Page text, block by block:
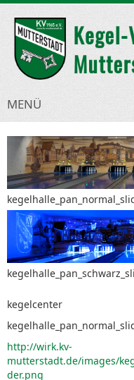
MENÜ
kegelcenter
http://wirk.kv-
mutterstadt.de/images/
der.png